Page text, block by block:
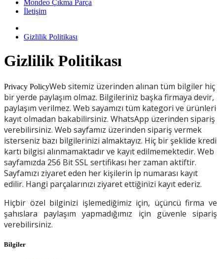
Mondeo Çıkma Parça
İletişim
Gizlilik Politikası
Gizlilik Politikası
Privacy PolicyWeb sitemiz üzerinden alınan tüm bilgiler hiç
bir yerde paylaşım olmaz. Bilgileriniz başka firmaya devir,
paylaşım verilmez. Web sayamızı tüm kategori ve ürünleri
kayıt olmadan bakabilirsiniz. WhatsApp üzerinden sipariş
verebilirsiniz. Web sayfamız üzerinden sipariş vermek
isterseniz bazı bilgilerinizi almaktayız. Hiç bir şeklide kredi
kartı bilgisi alınmamaktadır ve kayıt edilmemektedir. Web
sayfamızda 256 Bit SSL sertifikası her zaman aktiftir.
Sayfamızı ziyaret eden her kişilerin İp numarası kayıt
edilir. Hangi parçalarınızı ziyaret ettiğinizi kayıt ederiz.
Hiçbir özel bilginizi işlemediğimiz için, üçüncü firma ve
şahıslara paylaşım yapmadığımız için güvenle sipariş
verebilirsiniz.
Bilgiler